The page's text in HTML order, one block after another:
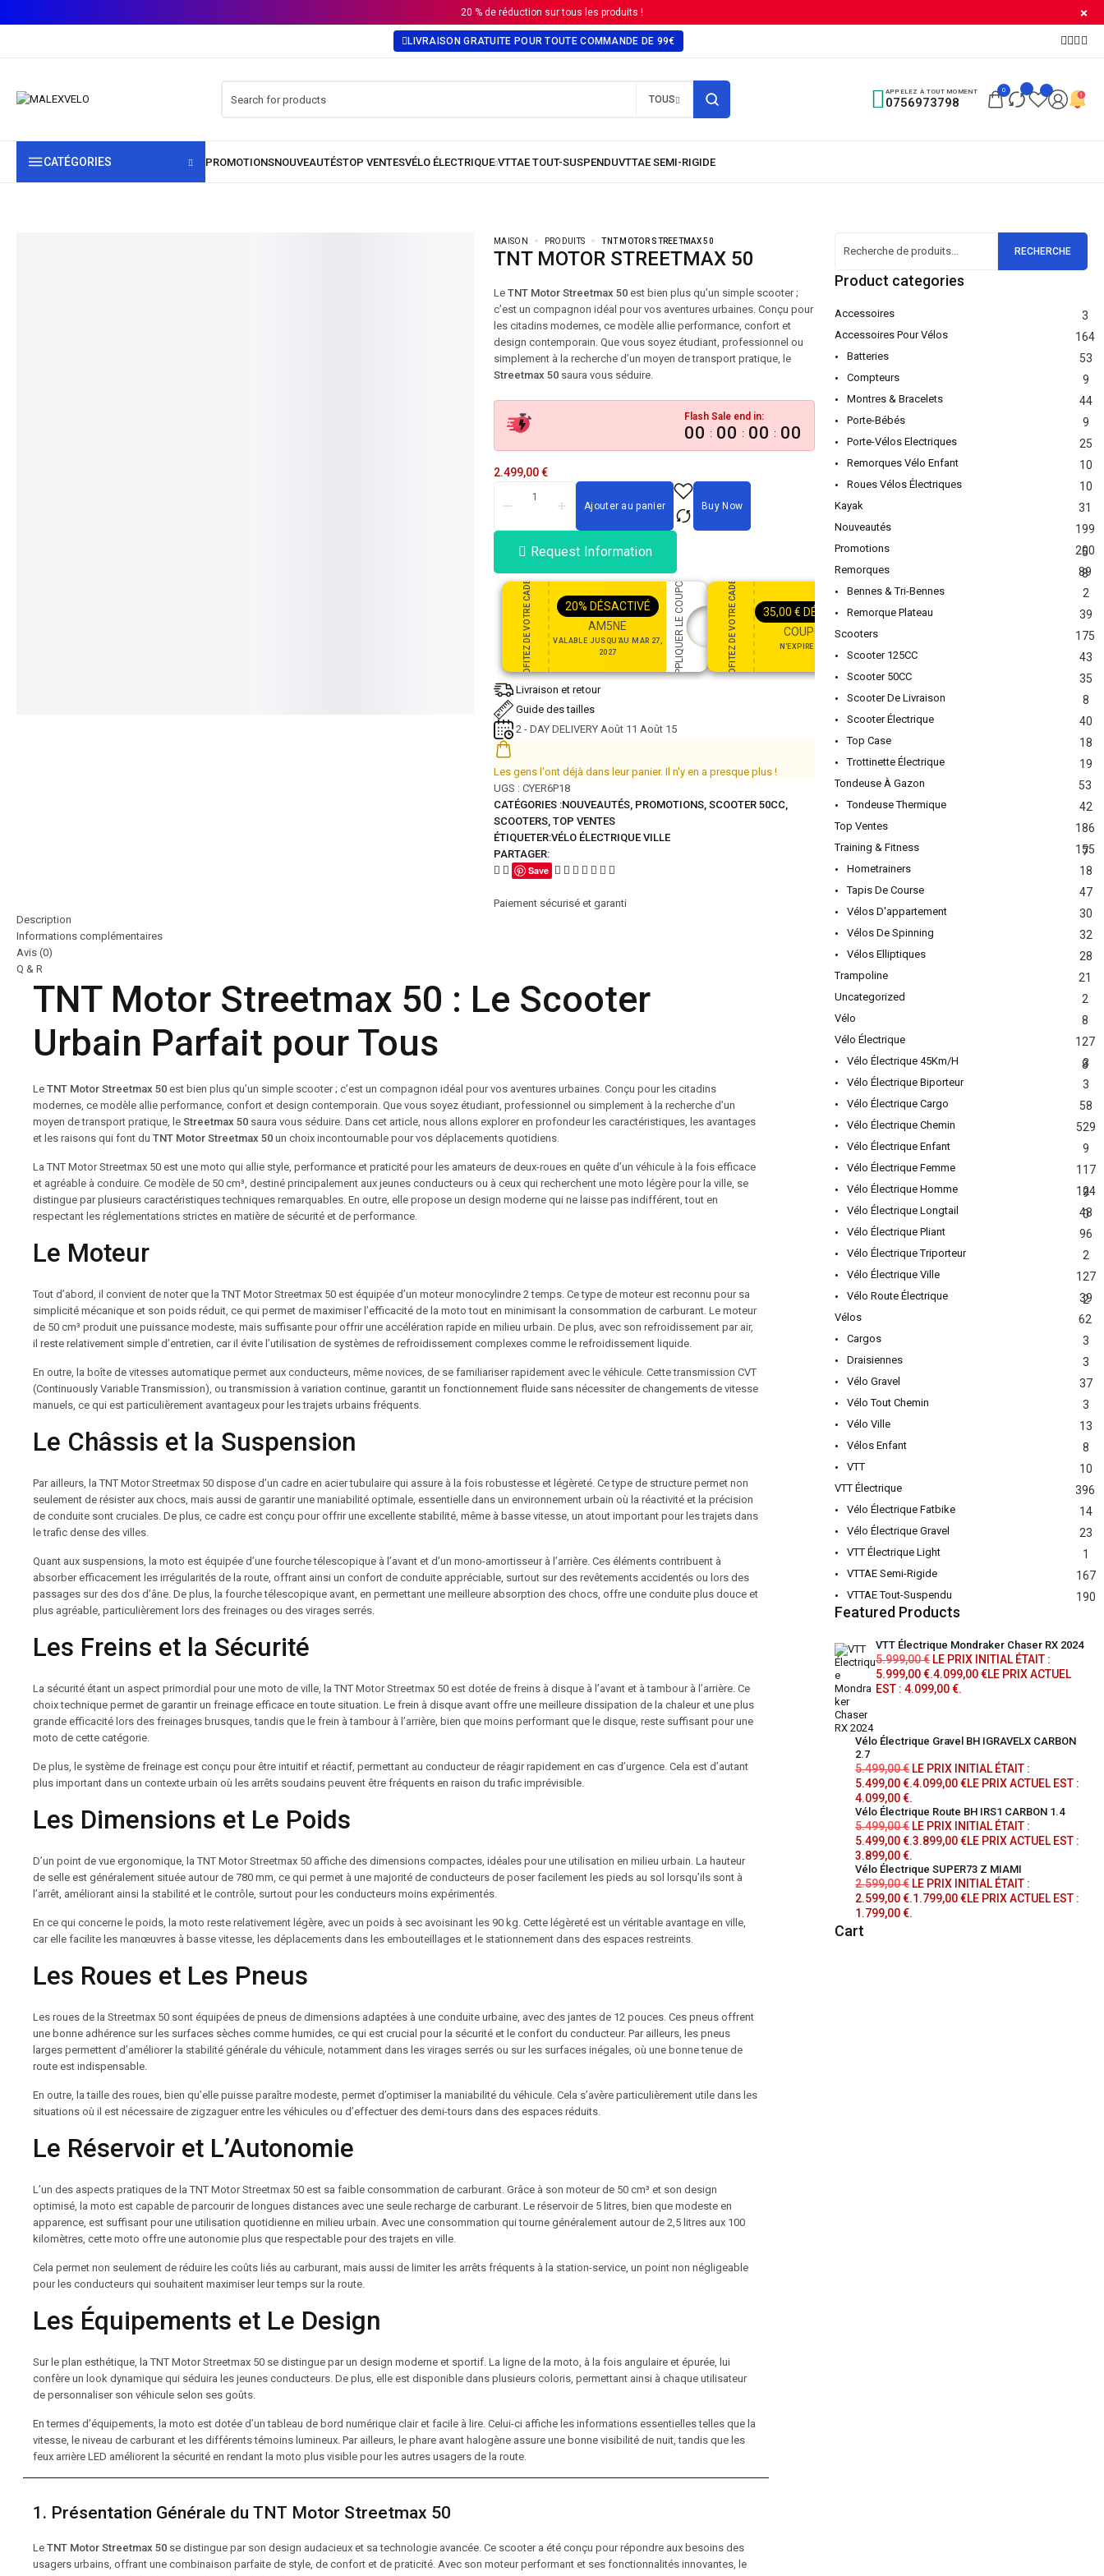
20 % de réduction sur tous les produits !
LIVRAISON GRATUITE POUR TOUTE COMMANDE DE 99€
TOUS 0756973798
APPELEZ À TOUT MOMENT 0
CATÉGORIES
MAISON PRODUITS TNT MOTOR STREETMAX 50
TNT MOTOR STREETMAX 50
Le TNT Motor Streetmax 50 est bien plus qu’un simple scooter ;
c’est un compagnon idéal pour vos aventures urbaines. Conçu pour
les citadins modernes, ce modèle allie performance, confort et
design contemporain. Que vous soyez étudiant, professionnel ou
simplement à la recherche d’un moyen de transport pratique, le
Streetmax 50 saura vous séduire.
Flash Sale end in:
00 : 00 : 00 : 00
2.499,00€
Ajouter au panier Buy Now
Request Information
PROFITEZ DE VOTRE CADEAU 20% DÉSACTIVÉ
AM5NE
VALABLE JUSQU'AU MAR 27,
2027
APPLIQUER LE COUPON PROFITEZ DE VOTRE CADEAU 35,00 € DÉSACTIVÉ
COUPON35
N'EXPIRE JAMAIS APPLIQUER LE COUPON PROFITEZ DE VOTRE CADEAU APPLIQUER LE COUPON
Livraison et retour
Guide des tailles
2 - DAY DELIVERY Août 11 Août 15
Les gens l'ont déjà dans leur panier. Il n'y en a presque plus !
UGS : CYER6P18
CATÉGORIES :NOUVEAUTÉS, PROMOTIONS, SCOOTER 50CC,
SCOOTERS, TOP VENTES
ÉTIQUETER:VÉLO ÉLECTRIQUE VILLE
PARTAGER:
Save
Paiement sécurisé et garanti
Description
Informations complémentaires
Avis (0)
Q & R
TNT Motor Streetmax 50 : Le Scooter
Urbain Parfait pour Tous
Le TNT Motor Streetmax 50 est bien plus qu’un simple scooter ; c’est un compagnon idéal pour vos aventures urbaines. Conçu pour les citadins
modernes, ce modèle allie performance, confort et design contemporain. Que vous soyez étudiant, professionnel ou simplement à la recherche d’un
moyen de transport pratique, le Streetmax 50 saura vous séduire. Dans cet article, nous allons explorer en profondeur les caractéristiques, les avantages
et les raisons qui font du TNT Motor Streetmax 50 un choix incontournable pour vos déplacements quotidiens.
La TNT Motor Streetmax 50 est une moto qui allie style, performance et praticité pour les amateurs de deux-roues en quête d’un véhicule à la fois efficace
et agréable à conduire. Ce modèle de 50 cm³, destiné principalement aux jeunes conducteurs ou à ceux qui recherchent une moto légère pour la ville, se
distingue par plusieurs caractéristiques techniques remarquables. En outre, elle propose un design moderne qui ne laisse pas indifférent, tout en
respectant les réglementations strictes en matière de sécurité et de performance.
Le Moteur
Tout d’abord, il convient de noter que la TNT Motor Streetmax 50 est équipée d’un moteur monocylindre 2 temps. Ce type de moteur est reconnu pour sa
simplicité mécanique et son poids réduit, ce qui permet de maximiser l’efficacité de la moto tout en minimisant la consommation de carburant. Le moteur
de 50 cm³ produit une puissance modeste, mais suffisante pour offrir une accélération rapide en milieu urbain. De plus, avec son refroidissement par air,
il reste relativement simple d’entretien, car il évite l’utilisation de systèmes de refroidissement complexes comme le refroidissement liquide.
En outre, la boîte de vitesses automatique permet aux conducteurs, même novices, de se familiariser rapidement avec le véhicule. Cette transmission CVT
(Continuously Variable Transmission), ou transmission à variation continue, garantit un fonctionnement fluide sans nécessiter de changements de vitesse
manuels, ce qui est particulièrement avantageux pour les trajets urbains fréquents.
Le Châssis et la Suspension
Par ailleurs, la TNT Motor Streetmax 50 dispose d’un cadre en acier tubulaire qui assure à la fois robustesse et légèreté. Ce type de structure permet non
seulement de résister aux chocs, mais aussi de garantir une maniabilité optimale, essentielle dans un environnement urbain où la réactivité et la précision
de conduite sont cruciales. De plus, ce cadre est conçu pour offrir une excellente stabilité, même à basse vitesse, un atout important pour les trajets dans
le trafic dense des villes.
Quant aux suspensions, la moto est équipée d’une fourche télescopique à l’avant et d’un mono-amortisseur à l’arrière. Ces éléments contribuent à
absorber efficacement les irrégularités de la route, offrant ainsi un confort de conduite appréciable, surtout sur des revêtements accidentés ou lors des
passages sur des dos d’âne. De plus, la fourche télescopique avant, en permettant une meilleure absorption des chocs, offre une conduite plus douce et
plus agréable, particulièrement lors des freinages ou des virages serrés.
Les Freins et la Sécurité
La sécurité étant un aspect primordial pour une moto de ville, la TNT Motor Streetmax 50 est dotée de freins à disque à l’avant et à tambour à l’arrière. Ce
choix technique permet de garantir un freinage efficace en toute situation. Le frein à disque avant offre une meilleure dissipation de la chaleur et une plus
grande efficacité lors des freinages brusques, tandis que le frein à tambour à l’arrière, bien que moins performant que le disque, reste suffisant pour une
moto de cette catégorie.
De plus, le système de freinage est conçu pour être intuitif et réactif, permettant au conducteur de réagir rapidement en cas d’urgence. Cela est d’autant
plus important dans un contexte urbain où les arrêts soudains peuvent être fréquents en raison du trafic imprévisible.
Les Dimensions et Le Poids
D’un point de vue ergonomique, la TNT Motor Streetmax 50 affiche des dimensions compactes, idéales pour une utilisation en milieu urbain. La hauteur
de selle est généralement située autour de 780 mm, ce qui permet à une majorité de conducteurs de poser facilement les pieds au sol lorsqu’ils sont à
l’arrêt, améliorant ainsi la stabilité et le contrôle, surtout pour les conducteurs moins expérimentés.
En ce qui concerne le poids, la moto reste relativement légère, avec un poids à sec avoisinant les 90 kg. Cette légèreté est un véritable avantage en ville,
car elle facilite les manœuvres à basse vitesse, les déplacements dans les embouteillages et le stationnement dans des espaces restreints.
Les Roues et Les Pneus
Les roues de la Streetmax 50 sont équipées de pneus de dimensions adaptées à une conduite urbaine, avec des jantes de 12 pouces. Ces pneus offrent
une bonne adhérence sur les surfaces sèches comme humides, ce qui est crucial pour la sécurité et le confort du conducteur. Par ailleurs, les pneus
larges permettent d’améliorer la stabilité générale du véhicule, notamment dans les virages serrés ou sur les surfaces inégales, où une bonne tenue de
route est indispensable.
En outre, la taille des roues, bien qu’elle puisse paraître modeste, permet d’optimiser la maniabilité du véhicule. Cela s’avère particulièrement utile dans les
situations où il est nécessaire de zigzaguer entre les véhicules ou d’effectuer des demi-tours dans des espaces réduits.
Le Réservoir et L’Autonomie
L’un des aspects pratiques de la TNT Motor Streetmax 50 est sa faible consommation de carburant. Grâce à son moteur de 50 cm³ et son design
optimisé, la moto est capable de parcourir de longues distances avec une seule recharge de carburant. Le réservoir de 5 litres, bien que modeste en
apparence, est suffisant pour une utilisation quotidienne en milieu urbain. Avec une consommation qui tourne généralement autour de 2,5 litres aux 100
kilomètres, cette moto offre une autonomie plus que respectable pour des trajets en ville.
Cela permet non seulement de réduire les coûts liés au carburant, mais aussi de limiter les arrêts fréquents à la station-service, un point non négligeable
pour les conducteurs qui souhaitent maximiser leur temps sur la route.
Les Équipements et Le Design
Sur le plan esthétique, la TNT Motor Streetmax 50 se distingue par un design moderne et sportif. La ligne de la moto, à la fois angulaire et épurée, lui
confère un look dynamique qui séduira les jeunes conducteurs. De plus, elle est disponible dans plusieurs coloris, permettant ainsi à chaque utilisateur
de personnaliser son véhicule selon ses goûts.
En termes d’équipements, la moto est dotée d’un tableau de bord numérique clair et facile à lire. Celui-ci affiche les informations essentielles telles que la
vitesse, le niveau de carburant et les différents témoins lumineux. Par ailleurs, le phare avant halogène assure une bonne visibilité de nuit, tandis que les
feux arrière LED améliorent la sécurité en rendant la moto plus visible pour les autres usagers de la route.
1. Présentation Générale du TNT Motor Streetmax 50
Le TNT Motor Streetmax 50 se distingue par son design audacieux et sa technologie avancée. Ce scooter a été conçu pour répondre aux besoins des
usagers urbains, offrant une combinaison parfaite de style, de confort et de praticité. Avec son moteur performant et ses fonctionnalités innovantes, le
RECHERCHE
Product categories
Accessoires 3
Accessoires Pour Vélos 164
Batteries 53
Compteurs 9
Montres & Bracelets 44
Porte-Bébés 9
Porte-Vélos Electriques 25
Remorques Vélo Enfant 10
Roues Vélos Électriques 10
Kayak 31
Nouveautés
199
5
Promotions
200
8
Remorques 89
Bennes & Tri-Bennes 2
Remorque Plateau 39
Scooters 175
Scooter 125CC 43
Scooter 50CC 35
Scooter De Livraison 8
Scooter Électrique 40
Top Case 18
Trottinette Électrique 19
Tondeuse À Gazon 53
Tondeuse Thermique 42
Top Ventes
186
7
Training & Fitness 155
Hometrainers 18
Tapis De Course 47
Vélos D'appartement 30
Vélos De Spinning 32
Vélos Elliptiques 28
Trampoline 21
Uncategorized 2
Vélo 8
Vélo Électrique
127
8
Vélo Électrique 45Km/h 3
Vélo Électrique Biporteur 3
Vélo Électrique Cargo 58
Vélo Électrique Chemin 529
Vélo Électrique Enfant 9
Vélo Électrique Femme
117
9
Vélo Électrique Homme
124
0
Vélo Électrique Longtail 48
Vélo Électrique Pliant 96
Vélo Électrique Triporteur 2
Vélo Électrique Ville
127
2
Vélo Route Électrique 39
Vélos 62
Cargos 3
Draisiennes 3
Vélo Gravel 37
Vélo Tout Chemin 3
Vélo Ville 13
Vélos Enfant 8
VTT 10
VTT Électrique 396
Vélo Électrique Fatbike 14
Vélo Électrique Gravel 23
VTT Électrique Light 1
VTTAE Semi-Rigide 167
VTTAE Tout-Suspendu 190
Featured Products
VTT Électrique Mondraker Chaser RX 2024
5.999,00€ LE PRIX INITIAL ÉTAIT :
5.999,00 €.4.099,00€LE PRIX ACTUEL
EST : 4.099,00 €.
Vélo Électrique Gravel BH IGRAVELX CARBON
2.7
5.499,00€ LE PRIX INITIAL ÉTAIT :
5.499,00 €.4.099,00€LE PRIX ACTUEL EST :
4.099,00 €.
Vélo Électrique Route BH IRS1 CARBON 1.4
5.499,00€ LE PRIX INITIAL ÉTAIT :
5.499,00 €.3.899,00€LE PRIX ACTUEL EST :
3.899,00 €.
Vélo Électrique SUPER73 Z MIAMI
2.599,00€ LE PRIX INITIAL ÉTAIT :
2.599,00 €.1.799,00€LE PRIX ACTUEL EST :
1.799,00 €.
Cart